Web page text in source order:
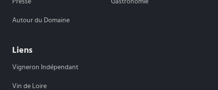
Autour du Domaine
Liens
Vigneron Indépendant
Vin de Loire